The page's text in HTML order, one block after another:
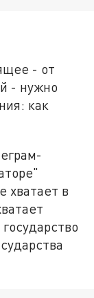
- от
- нужно
как
хватает в